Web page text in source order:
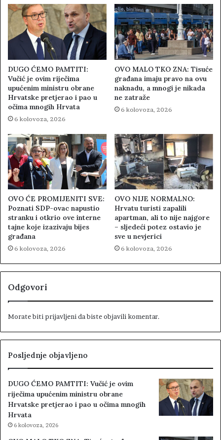
DUGO ĆEMO PAMTITI:
Vučić je ovim riječima
upućenim ministru obrane
Hrvatske pretjerao i pao u
očima mnogih Hrvata
6 kolovoza, 2026
OVO MALO TKO ZNA: Tisuće
građana imaju pravo na ovu
naknadu, a mnogi je nikada
ne zatraže
6 kolovoza, 2026
OVO ĆE PROMIJENITI SVE:
Poznati SDP-ovac napustio
stranku i otkrio ove interne
tajne koje izazivaju bijes
građana
6 kolovoza, 2026
OVO NIJE NORMALNO:
Hrvatu turisti zapalili
apartman, ali to nije najgore
– sljedeći potez ostavio je
sve u nevjerici
6 kolovoza, 2026
Odgovori
Morate bitiprijavljenida biste objavili komentar.
Posljednje objavljeno
DUGO ĆEMO PAMTITI: Vučić je ovim
riječima upućenim ministru obrane
Hrvatske pretjerao i pao u očima mnogih
Hrvata
6 kolovoza, 2026